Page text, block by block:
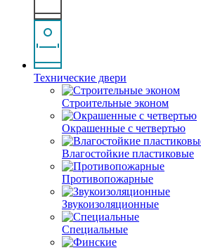
Технические двери
Строительные эконом
Окрашенные с четвертью
Влагостойкие пластиковые
Противопожарные
Звукоизоляционные
Специальные